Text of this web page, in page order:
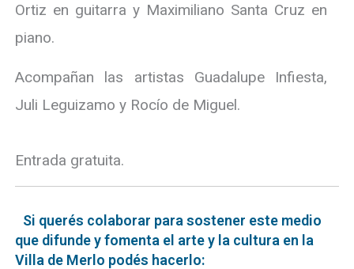
Ortiz en guitarra y Maximiliano Santa Cruz en
piano.
Acompañan las artistas Guadalupe Infiesta,
Juli Leguizamo y Rocío de Miguel.
Entrada gratuita.
Si querés colaborar para sostener este medio
que difunde y fomenta el arte y la cultura en la
Villa de Merlo podés hacerlo: